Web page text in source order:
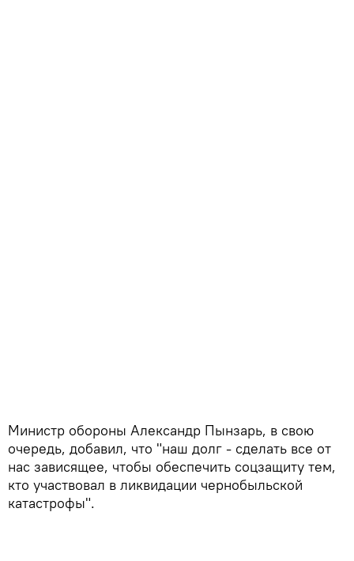
Министр обороны Александр Пынзарь, в свою
очередь, добавил, что "наш долг - сделать все от
нас зависящее, чтобы обеспечить соцзащиту тем,
кто участвовал в ликвидации чернобыльской
катастрофы".